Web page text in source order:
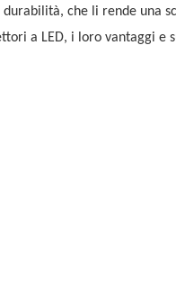
che li rende una
a LED, i loro vantaggi e